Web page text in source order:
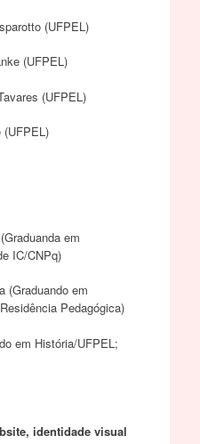
(UFPEL)
(UFPEL)
(UFPEL)
(UFPEL)
em
IC/CNPq)
(Graduando em
Pedagógica)
em História/UFPEL;
identidade visual